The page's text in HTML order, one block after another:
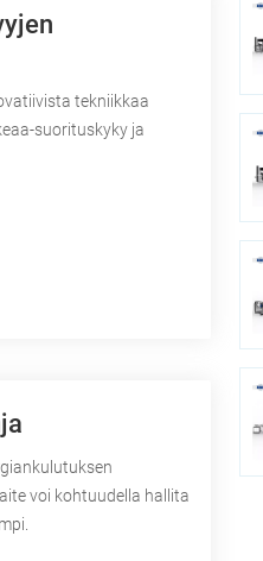
tekniikkaa
suorituskyky ja
voi kohtuudella hallita